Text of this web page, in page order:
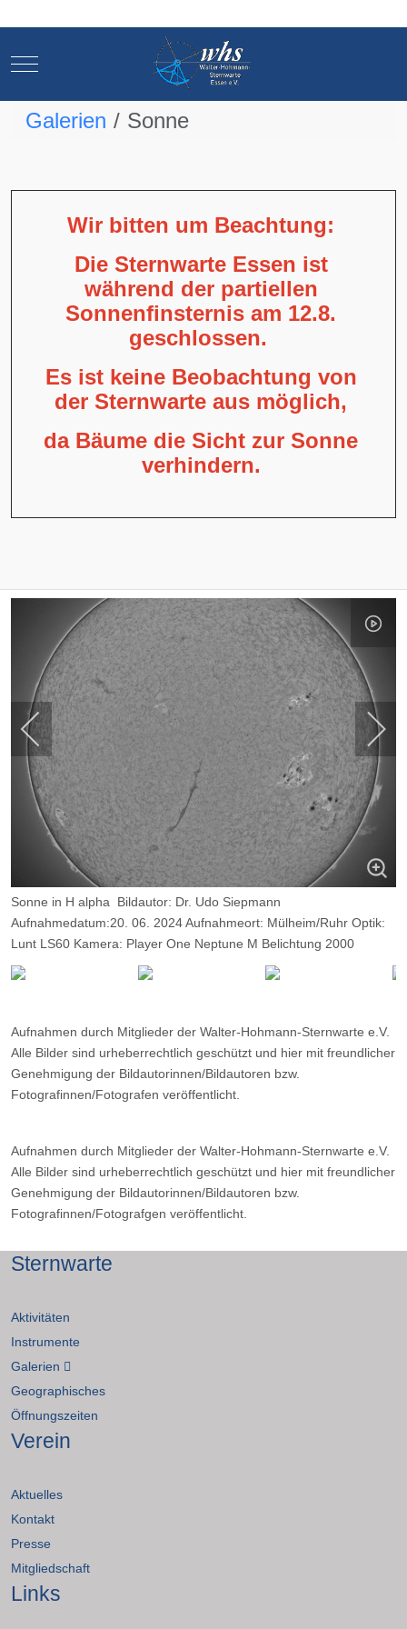
Mobile Menu Toggle
Galerien Sonne
Wir bitten um Beachtung:
Die Sternwarte Essen ist
während der partiellen
Sonnenfinsternis am 12.8.
geschlossen.
Es ist keine Beobachtung von
der Sternwarte aus möglich,
da Bäume die Sicht zur Sonne
verhindern.
Sonne in H alpha Bildautor: Dr. Udo Siepmann
Aufnahmedatum:20. 06. 2024 Aufnahmeort: Mülheim/Ruhr Optik:
Lunt LS60 Kamera: Player One Neptune M Belichtung 2000
Frames, davon 8%.
Aufnahmen durch Mitglieder der Walter-Hohmann-Sternwarte e.V.
Alle Bilder sind urheberrechtlich geschützt und hier mit freundlicher
Genehmigung der Bildautorinnen/Bildautoren bzw.
Fotografinnen/Fotografen veröffentlicht.
Aufnahmen durch Mitglieder der Walter-Hohmann-Sternwarte e.V.
Alle Bilder sind urheberrechtlich geschützt und hier mit freundlicher
Genehmigung der Bildautorinnen/Bildautoren bzw.
Fotografinnen/Fotografgen veröffentlicht.
Sternwarte
Aktivitäten
Instrumente
Galerien
Geographisches
Öffnungszeiten
Verein
Aktuelles
Kontakt
Presse
Mitgliedschaft
Links